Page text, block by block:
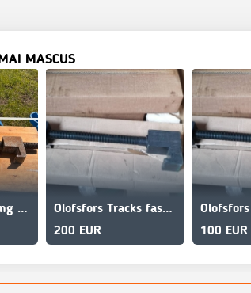
MASCUS
Olofsfors Mounting tool ECO
Olofsfors Tracks fastening key Clark Olofsfors
200 EUR
100 EUR